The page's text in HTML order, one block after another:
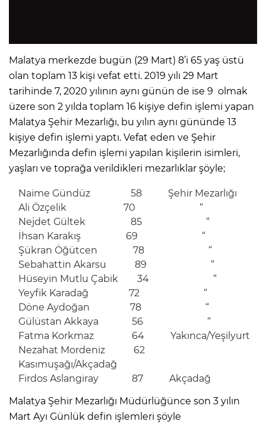
Malatya merkezde bugün (29 Mart) 8’i 65 yaş üstü
olan toplam 13 kişi vefat etti. 2019 yılı 29 Mart
tarihinde 7, 2020 yılının aynı günün de ise 9 olmak
üzere son 2 yılda toplam 16 kişiye defin işlemi yapan
Malatya Şehir Mezarlığı, bu yılın aynı gününde 13
kişiye defin işlemi yaptı. Vefat eden ve Şehir
Mezarlığında defin işlemi yapılan kişilerin isimleri,
yaşları ve toprağa verildikleri mezarlıklar şöyle;
Naime Gündüz 58 Şehir Mezarlığı
Ali Özçelik 70 “
Nejdet Gültek 85 “
İhsan Karakış 69 “
Şükran Öğütcen 78 “
Sebahattin Akarsu 89 “
Hüseyin Mutlu Çabik 34 “
Yeyfik Karadağ 72 “
Döne Aydoğan 78 “
Gülüstan Akkaya 56 “
Fatma Korkmaz 64 Yakınca/Yeşilyurt
Nezahat Mordeniz 62
Kasımuşağı/Akçadağ
Firdos Aslangiray 87 Akçadağ
Malatya Şehir Mezarlığı Müdürlüğünce son 3 yılın
Mart Ayı Günlük defin işlemleri şöyle